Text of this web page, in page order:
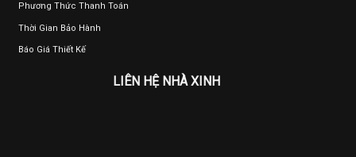
Phương Thức Thanh Toán
Thời Gian Bảo Hành
Báo Giá Thiết Kế
LIÊN HỆ NHÀ XINH